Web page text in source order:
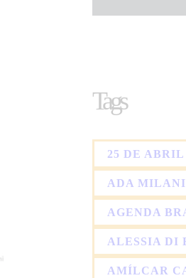
Tags
25 DE ABRIL
ADA MILANI
AGENDA
ALESSIA DI
AMÍLCAR